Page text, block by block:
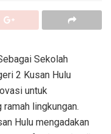
Sekolah
2 Kusan Hulu
untuk
lingkungan.
Hulu mengadakan